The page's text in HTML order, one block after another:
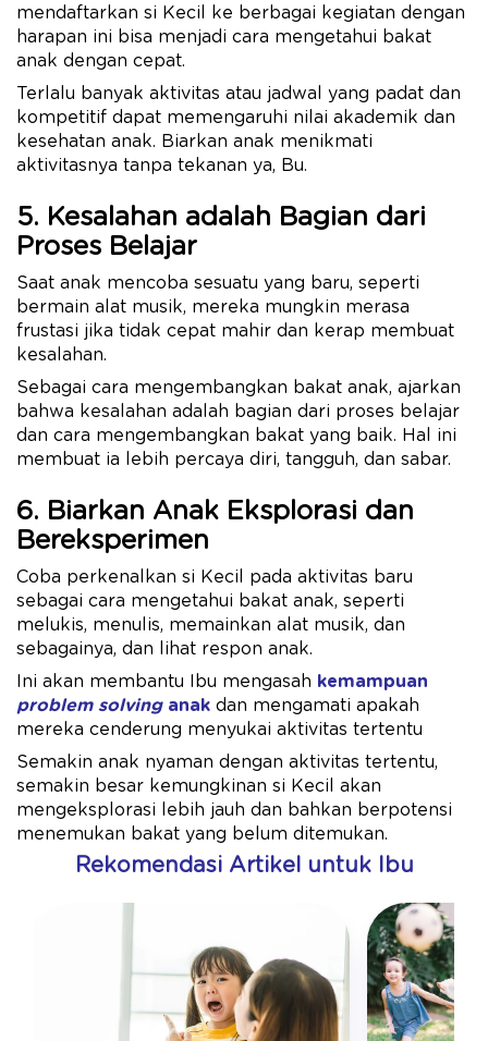
mendaftarkan si Kecil ke berbagai kegiatan dengan
harapan ini bisa menjadi cara mengetahui bakat
anak dengan cepat.
Terlalu banyak aktivitas atau jadwal yang padat dan
kompetitif dapat memengaruhi nilai akademik dan
kesehatan anak. Biarkan anak menikmati
aktivitasnya tanpa tekanan ya, Bu.
5. Kesalahan adalah Bagian dari
Proses Belajar
Saat anak mencoba sesuatu yang baru, seperti
bermain alat musik, mereka mungkin merasa
frustasi jika tidak cepat mahir dan kerap membuat
kesalahan.
Sebagai cara mengembangkan bakat anak, ajarkan
bahwa kesalahan adalah bagian dari proses belajar
dan cara mengembangkan bakat yang baik. Hal ini
membuat ia lebih percaya diri, tangguh, dan sabar.
6. Biarkan Anak Eksplorasi dan
Bereksperimen
Coba perkenalkan si Kecil pada aktivitas baru
sebagai cara mengetahui bakat anak, seperti
melukis, menulis, memainkan alat musik, dan
sebagainya, dan lihat respon anak.
Ini akan membantu Ibu mengasah kemampuan
problem solvinganak dan mengamati apakah
mereka cenderung menyukai aktivitas tertentu
Semakin anak nyaman dengan aktivitas tertentu,
semakin besar kemungkinan si Kecil akan
mengeksplorasi lebih jauh dan bahkan berpotensi
menemukan bakat yang belum ditemukan.
Rekomendasi Artikel untuk Ibu